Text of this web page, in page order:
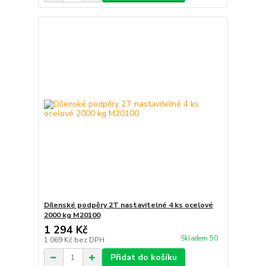
Dílenské podpěry 2T nastavitelné 4 ks ocelové
2000 kg M20100
1 294 Kč
1 069 Kč bez DPH Skladem 50
Přidat do košíku